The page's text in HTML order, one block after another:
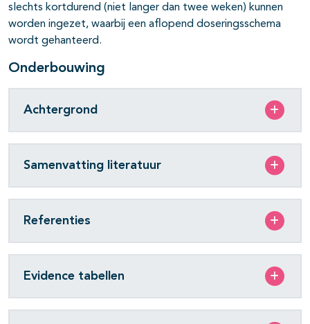
slechts kortdu­rend (niet langer dan twee weken) kunnen
worden ingezet, waarbij een aflopend doseringsschema
wordt gehanteerd.
Onderbouwing
Achtergrond
Samenvatting literatuur
Referenties
Evidence tabellen